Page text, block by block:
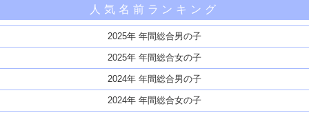
人気名前ランキング
2025年 年間総合男の子
2025年 年間総合女の子
2024年 年間総合男の子
2024年 年間総合女の子